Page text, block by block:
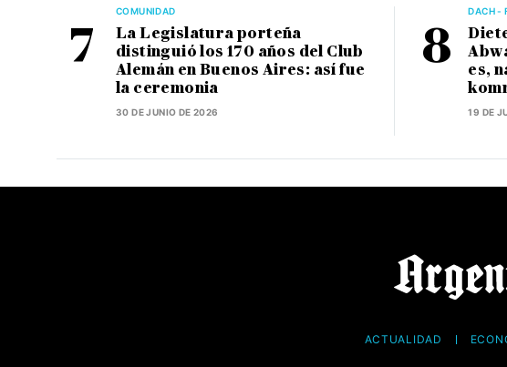
COMUNIDAD
La Legislatura porteña
distinguió los 170 años del Club
Alemán en Buenos Aires: así fue
la ceremonia
30 DE JUNIO DE 2026
DACH -
es,
19 DE
ACTUALIDAD